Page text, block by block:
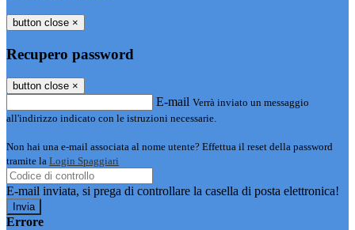
button close ×
Recupero password
button close ×
E-mail Verrà inviato un messaggio
all'indirizzo indicato con le istruzioni necessarie.
Non hai una e-mail associata al nome utente? Effettua il reset della password
tramite la Login Spaggiari
E-mail inviata, si prega di controllare la casella di posta elettronica!
Errore